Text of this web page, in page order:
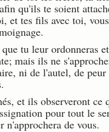
qu'ils te soient
et tes fils avec toi,
tu leur ordonneras
mais ils ne
ni de l'autel, de peur
et ils observeront ce
pour tout le
n'approchera de vous.